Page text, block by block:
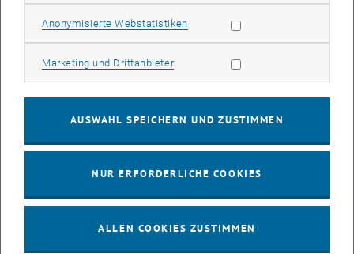
Dzt. sind folgende "Spots" geplant:
Sanierte Aula im Mittelrisalit
Schiesskeller
Hörsäle
Wir bitten Sie umAnmeldung(beschränkte TeilnehmerInnenanzahl)
unter: <link>2015@tuwien.ac.at
Anonymisierte WebstatistikenStatistik Cookies zulassen
Marketing und DrittanbieterMarketing Cookies zulassen
AUSWAHL SPEICHERN UND ZUSTIMMEN
NUR ERFORDERLICHE COOKIES
ALLEN COOKIES ZUSTIMMEN